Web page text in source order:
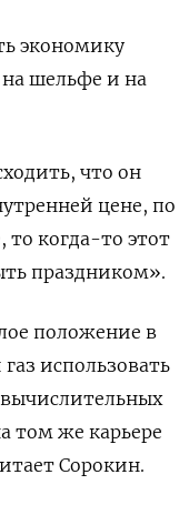
экономику
шельфе и на
что он
цене, по
когда-то этот
праздником».
положение в
использовать
том же карьере
Сорокин.